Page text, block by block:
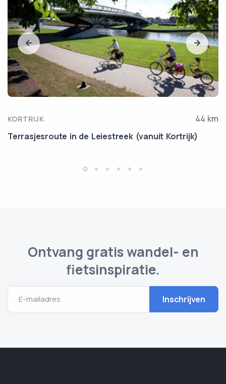
KORTRIJK
44 km
Terrasjesroute in de Leiestreek (vanuit Kortrijk)
Ontvang gratis wandel- en
fietsinspiratie.
E-mailadres